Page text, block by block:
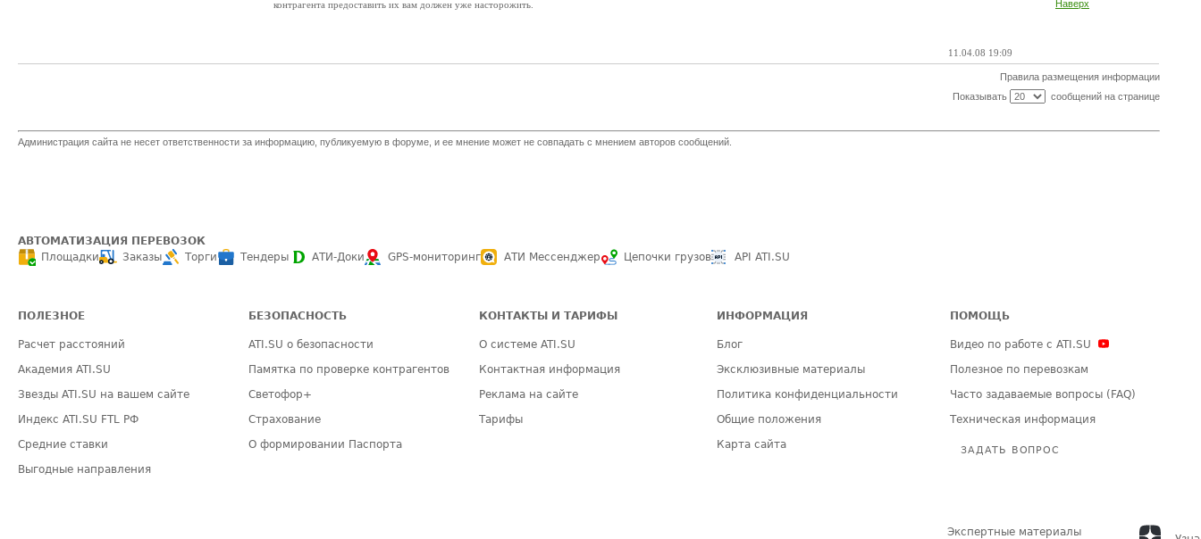
Наверх
контрагента предоставить их вам должен уже насторожить.
11.04.08 19:09
Правила размещения информации
Показывать
сообщений на странице
Администрация сайта не несет ответственности за информацию, публикуемую в форуме, и ее мнение может не совпадать с мнением авторов сообщений.
АВТОМАТИЗАЦИЯ ПЕРЕВОЗОК
Площадки
Заказы Торги Тендеры АТИ-Доки GPS-мониторинг АТИ Мессенджер Цепочки грузов API ATI.SU
ПОЛЕЗНОЕ
Расчет расстояний
Академия ATI.SU
Звезды ATI.SU на вашем сайте
Индекс ATI.SU FTL РФ
Средние ставки
Выгодные направления
БЕЗОПАСНОСТЬ
ATI.SU о безопасности
Памятка по проверке контрагентов
Светофор+
Страхование
О формировании Паспорта
КОНТАКТЫ И ТАРИФЫ
О системе ATI.SU
Контактная информация
Реклама на сайте
Тарифы
ИНФОРМАЦИЯ
Блог
Эксклюзивные материалы
Политика конфиденциальности
Общие положения
Карта сайта
ПОМОЩЬ
Видео по работе с ATI.SU
Полезное по перевозкам
Часто задаваемые вопросы (FAQ)
Техническая информация
ЗАДАТЬ ВОПРОС
Экспертные материалы